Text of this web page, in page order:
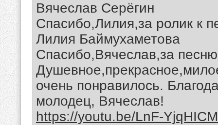
Вячеслав Серёгин
Спасибо,Лилия,за ролик к
Лилия Баймухаметова
Спасибо,Вячеслав,за
очень понравилось.
молодец, Вячеслав!
https://youtu.be/LnF-YjqHICM